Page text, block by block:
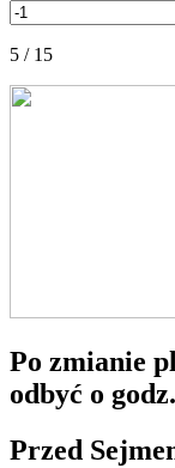
5 / 15
Po zmianie
odbyć o
Przed